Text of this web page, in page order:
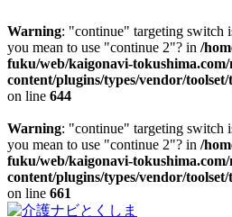
Warning: "continue" targeting switch
you mean to use "continue 2"? in /
fuku/web/kaigonavi-
content/plugins/types/vendor/
on line 644
Warning: "continue" targeting switch
you mean to use "continue 2"? in /
fuku/web/kaigonavi-
content/plugins/types/vendor/
on line 661
Skip